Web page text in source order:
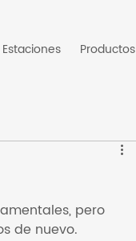
Productos
pero
de nuevo.